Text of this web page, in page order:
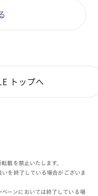
トップへ
載を禁止いたします。
を終了している場合がございま
ーンにおいては終了している場